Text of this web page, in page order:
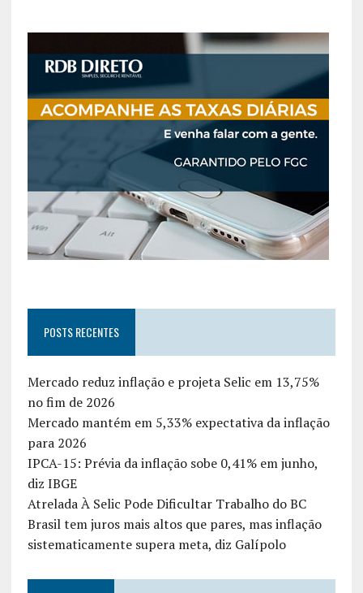
POSTS RECENTES
Mercado reduz inflação e projeta Selic em 13,75%
no fim de 2026
Mercado mantém em 5,33% expectativa da inflação
para 2026
IPCA-15: Prévia da inflação sobe 0,41% em junho,
diz IBGE
Atrelada À Selic Pode Dificultar Trabalho do BC
Brasil tem juros mais altos que pares, mas inflação
sistematicamente supera meta, diz Galípolo